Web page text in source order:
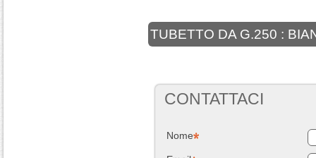
TUBETTO DA G.250 :
CONTATTACI
Nome